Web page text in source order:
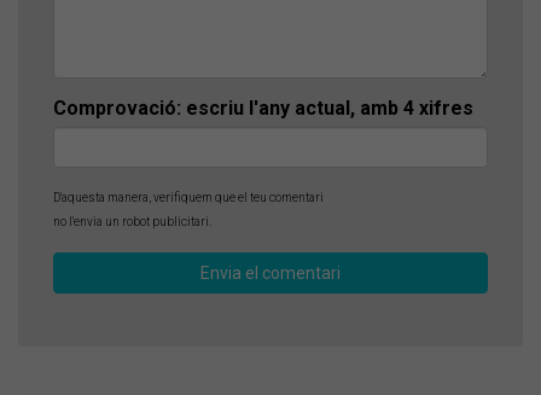
Comprovació: escriu l'any actual, amb 4 xifres
D'aquesta manera, verifiquem que el teu comentari
no l'envia un robot publicitari.